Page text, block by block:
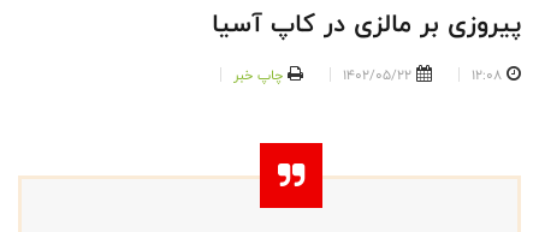
پیروزی بر مالزی در کاپ آسیا
12:08
1402/05/22 چاپ خبر